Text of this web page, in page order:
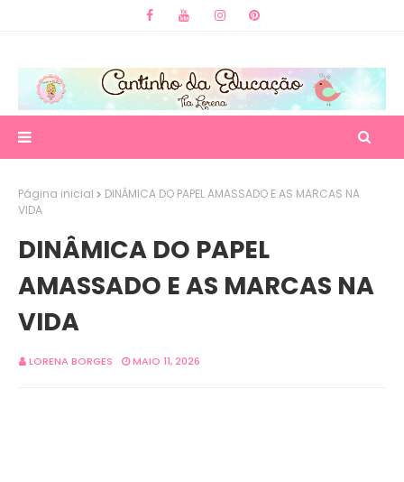
Página inicial
DINÂMICA DO PAPEL AMASSADO E AS MARCAS NA
VIDA
DINÂMICA DO PAPEL
AMASSADO E AS MARCAS NA
VIDA
LORENA BORGES MAIO 11, 2026